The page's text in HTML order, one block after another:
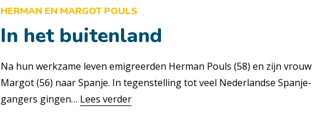
HERMAN EN MARGOT POULS
In het buitenland
Na hun werkzame leven emigreerden Herman Pouls (58) en zijn vrouw
Margot (56) naar Spanje. In tegenstelling tot veel Nederlandse Spanje-
gangers gingen… Lees verder